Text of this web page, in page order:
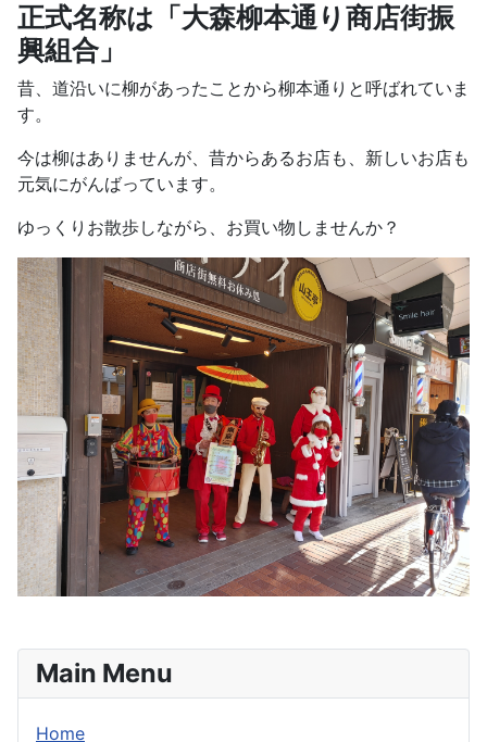
正式名称は「大森柳本通り商店街振
興組合」
昔、道沿いに柳があったことから柳本通りと呼ばれていま
す。
今は柳はありませんが、昔からあるお店も、新しいお店も
元気にがんばっています。
ゆっくりお散歩しながら、お買い物しませんか？
Main Menu
Home